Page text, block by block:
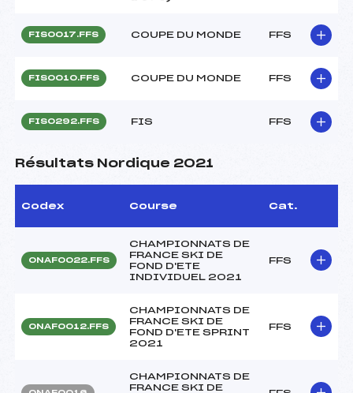
FIS0017.FFS COUPE DU MONDE FFS
FIS0010.FFS COUPE DU MONDE FFS
FIS0292.FFS FIS FFS
Résultats Nordique 2021
Codex Course Cat.
ONAF0022.FFS
CHAMPIONNATS DE
FRANCE SKI DE
FOND D'ETE
INDIVIDUEL 2021
FFS
ONAF0012.FFS
CHAMPIONNATS DE
FRANCE SKI DE
FOND D'ETE SPRINT
2021
FFS
CHAMPIONNATS DE
FRANCE SKI DE